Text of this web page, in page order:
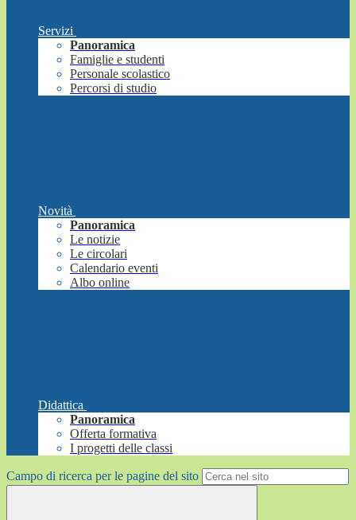
Servizi
Panoramica
Famiglie e studenti
Personale scolastico
Percorsi di studio
Novità
Panoramica
Le notizie
Le circolari
Calendario eventi
Albo online
Didattica
Panoramica
Offerta formativa
I progetti delle classi
Campo di ricerca per le pagine del sito